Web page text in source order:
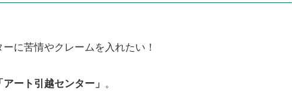
に苦情やクレームを入れたい！
アート引越センター」 。